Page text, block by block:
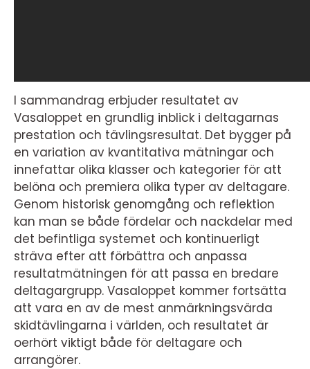
I sammandrag erbjuder resultatet av
Vasaloppet en grundlig inblick i deltagarnas
prestation och tävlingsresultat. Det bygger på
en variation av kvantitativa mätningar och
innefattar olika klasser och kategorier för att
belöna och premiera olika typer av deltagare.
Genom historisk genomgång och reflektion
kan man se både fördelar och nackdelar med
det befintliga systemet och kontinuerligt
sträva efter att förbättra och anpassa
resultatmätningen för att passa en bredare
deltagargrupp. Vasaloppet kommer fortsätta
att vara en av de mest anmärkningsvärda
skidtävlingarna i världen, och resultatet är
oerhört viktigt både för deltagare och
arrangörer.